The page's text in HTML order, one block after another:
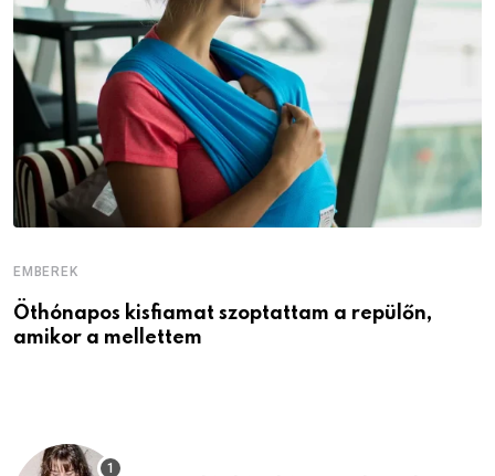
EMBEREK
Öthónapos kisfiamat szoptattam a repülőn,
amikor a mellettem